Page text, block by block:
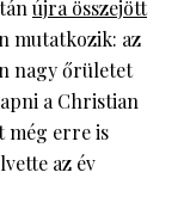
újra összejött
mutatkozik: az
nagy őrületet
a Christian
még erre is
az év